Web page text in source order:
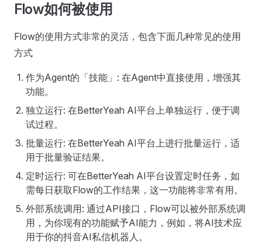
Flow如何被使用
Flow的使用方式非常的灵活，包含下面几种常见的使用
方式
作为Agent的「技能」: 在Agent中直接使用，增强其
功能。
独立运行: 在BetterYeah AI平台上单独运行，便于调
试过程。
批量运行: 在BetterYeah AI平台上进行批量运行，适
用于批量验证结果。
定时运行: 可在BetterYeah AI平台设置定时任务，如
需每日获取Flow的工作结果，这一功能将非常有用。
外部系统调用: 通过API接口，Flow可以被外部系统调
用，为你现有的功能赋予AI能力，例如，将AI技术应
用于你的抖音AI私信机器人。